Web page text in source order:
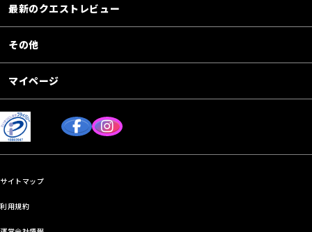
最新のクエストレビュー
その他
マイページ
サイトマップ
利用規約